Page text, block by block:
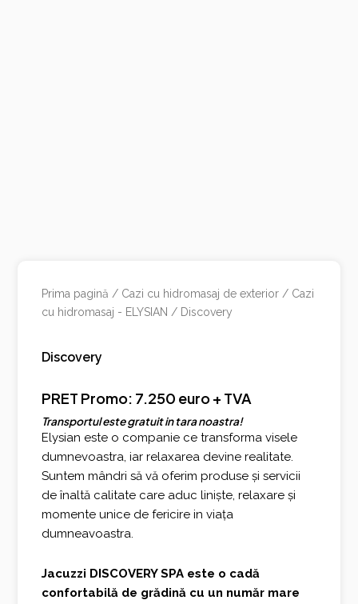
Prima pagină / Cazi cu hidromasaj de exterior / Cazi
cu hidromasaj - ELYSIAN / Discovery
Discovery
PRET Promo: 7.250 euro + TVA
Transportul este gratuit in tara noastra!
Elysian este o companie ce transforma visele
dumnevoastra, iar relaxarea devine realitate.
Suntem mândri să vă oferim produse și servicii
de înaltă calitate care aduc liniște, relaxare și
momente unice de fericire in viața
dumneavoastra.
Jacuzzi DISCOVERY SPA este o cadă
confortabilă de grădină cu un număr mare